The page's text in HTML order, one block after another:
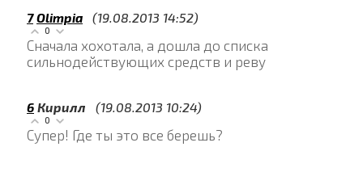
7 Olimpia (19.08.2013 14:52)
0
Сначала хохотала, а дошла до списка
сильнодействующих средств и реву
6 Кирилл (19.08.2013 10:24)
0
Супер! Где ты это все берешь?